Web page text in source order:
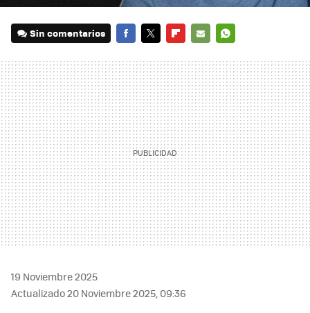
Sin comentarios
MAIL
19 Noviembre 2025
Actualizado 20 Noviembre 2025, 09:36